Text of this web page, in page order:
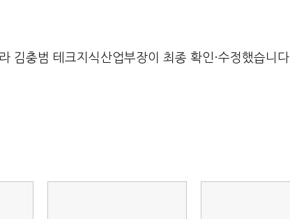
김충범 테크지식산업부장이 최종 확인·수정했습니다.